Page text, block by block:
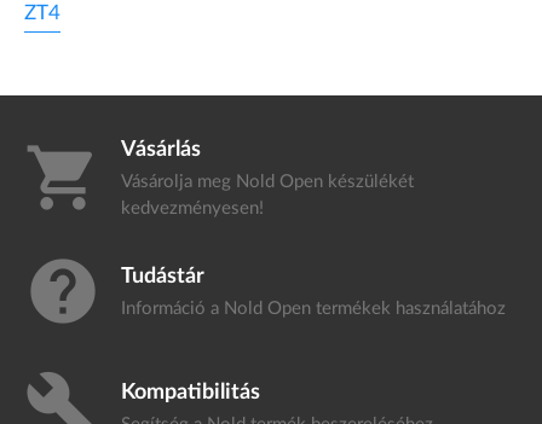
ZT4
shopping_cart Vásárlás
Vásárolja meg Nold Open készülékét
kedvezményesen!
help Tudástár
Információ a Nold Open termékek használatához
build Kompatibilitás